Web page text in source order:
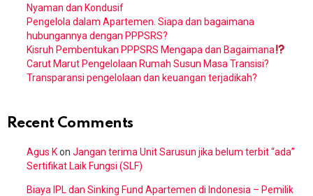
Nyaman dan Kondusif
Pengelola dalam Apartemen. Siapa dan bagaimana
hubungannya dengan PPPSRS?
Kisruh Pembentukan PPPSRS Mengapa dan Bagaimana
Carut Marut Pengelolaan Rumah Susun Masa Transisi?
Transparansi pengelolaan dan keuangan terjadikah?
Recent Comments
Agus Kon Jangan terima Unit Sarusun jika belum terbit “ada”
Sertifikat Laik Fungsi (SLF)
Biaya IPL dan Sinking Fund Apartemen di Indonesia – Pemilik